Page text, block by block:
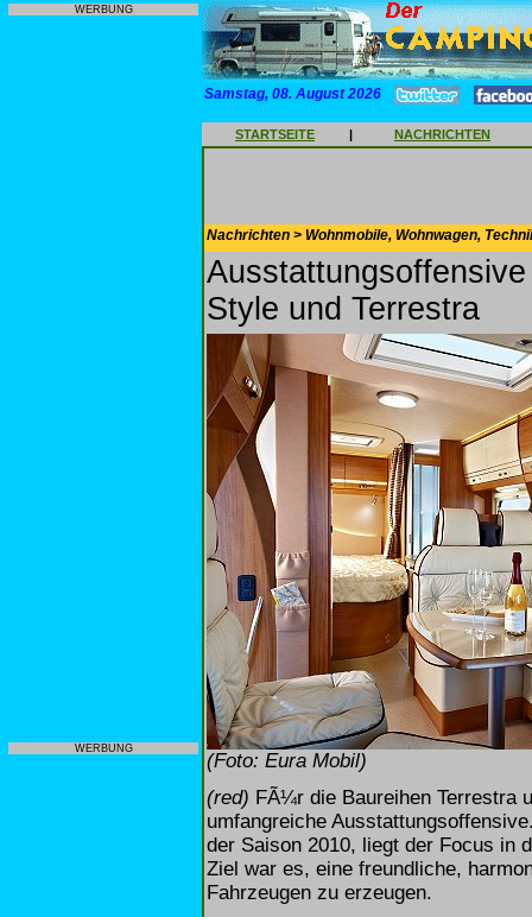
WERBUNG
WERBUNG
Samstag, 08. August 2026
STARTSEITE | NACHRICHTEN
Nachrichten > Wohnmobile, Wohnwagen,
Style und Terrestra
(Foto: Eura Mobil)
(red) FÃ¼r die Baureihen Terrestra
umfangreiche
der Saison 2010, liegt der Focus in
Ziel war es, eine freundliche,
Fahrzeugen zu erzeugen.